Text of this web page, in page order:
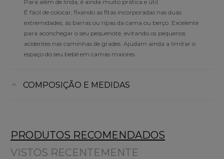
Para além de linda, é ainda muito prática e útil.
É fácil de colocar, fixando as fitas incorporadas nas duas
extremidades, às barras ou ripas da cama ou berço. Excelente
para aconchegar o seu pequenote, evitando os pequenos
acidentes nas caminhas de grades. Ajudam ainda a limitar o
espaço do seu bebé em camas maiores.
COMPOSIÇÃO E MEDIDAS
PRODUTOS RECOMENDADOS
VISTOS RECENTEMENTE